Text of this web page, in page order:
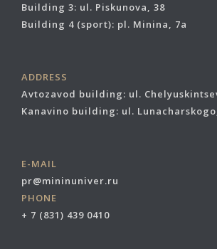
Building 3: ul. Piskunova, 38
Building 4 (sport): pl. Minina, 7a
ADDRESS
Avtozavod building: ul.
Kanavino building: ul.
E-MAIL
pr@mininuniver.ru
PHONE
+ 7 (831) 439 0410